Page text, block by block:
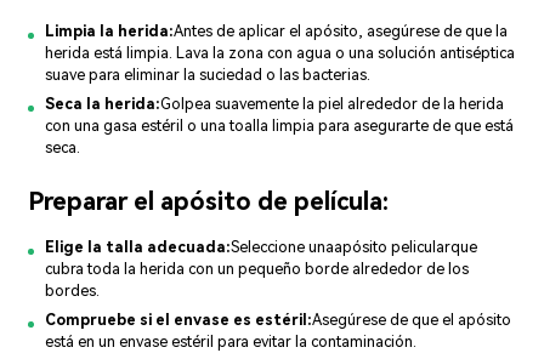
Limpia la herida:Antes de aplicar el apósito, asegúrese de que la
herida está limpia. Lava la zona con agua o una solución antiséptica
suave para eliminar la suciedad o las bacterias.
Seca la herida:Golpea suavemente la piel alrededor de la herida
con una gasa estéril o una toalla limpia para asegurarte de que está
seca.
Preparar el apósito de película:
Elige la talla adecuada:Seleccione unaapósito pelicularque
cubra toda la herida con un pequeño borde alrededor de los
bordes.
Compruebe si el envase es estéril:Asegúrese de que el apósito
está en un envase estéril para evitar la contaminación.